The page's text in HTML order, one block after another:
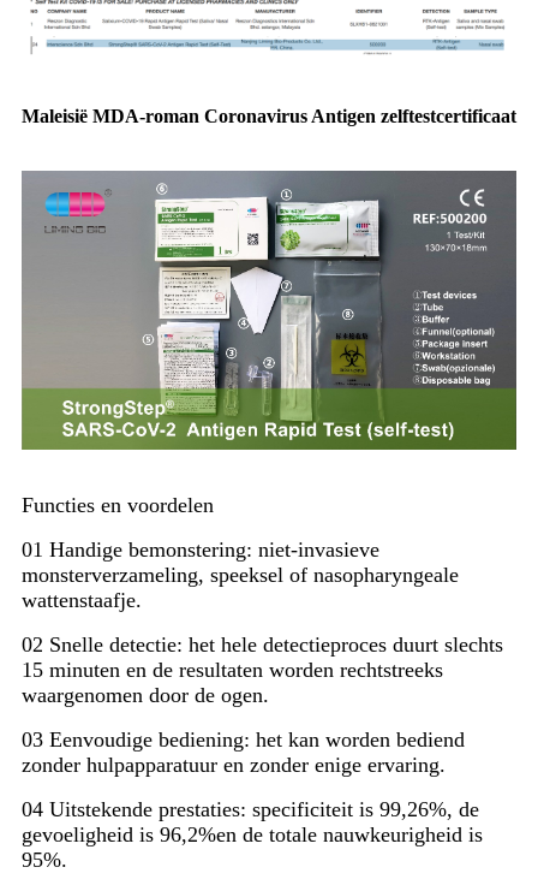
Maleisië MDA-roman Coronavirus Antigen zelftestcertificaat
Functies en voordelen
01 Handige bemonstering: niet-invasieve
monsterverzameling, speeksel of nasopharyngeale
wattenstaafje.
02 Snelle detectie: het hele detectieproces duurt slechts
15 minuten en de resultaten worden rechtstreeks
waargenomen door de ogen.
03 Eenvoudige bediening: het kan worden bediend
zonder hulpapparatuur en zonder enige ervaring.
04 Uitstekende prestaties: specificiteit is 99,26%, de
gevoeligheid is 96,2%en de totale nauwkeurigheid is
95%.